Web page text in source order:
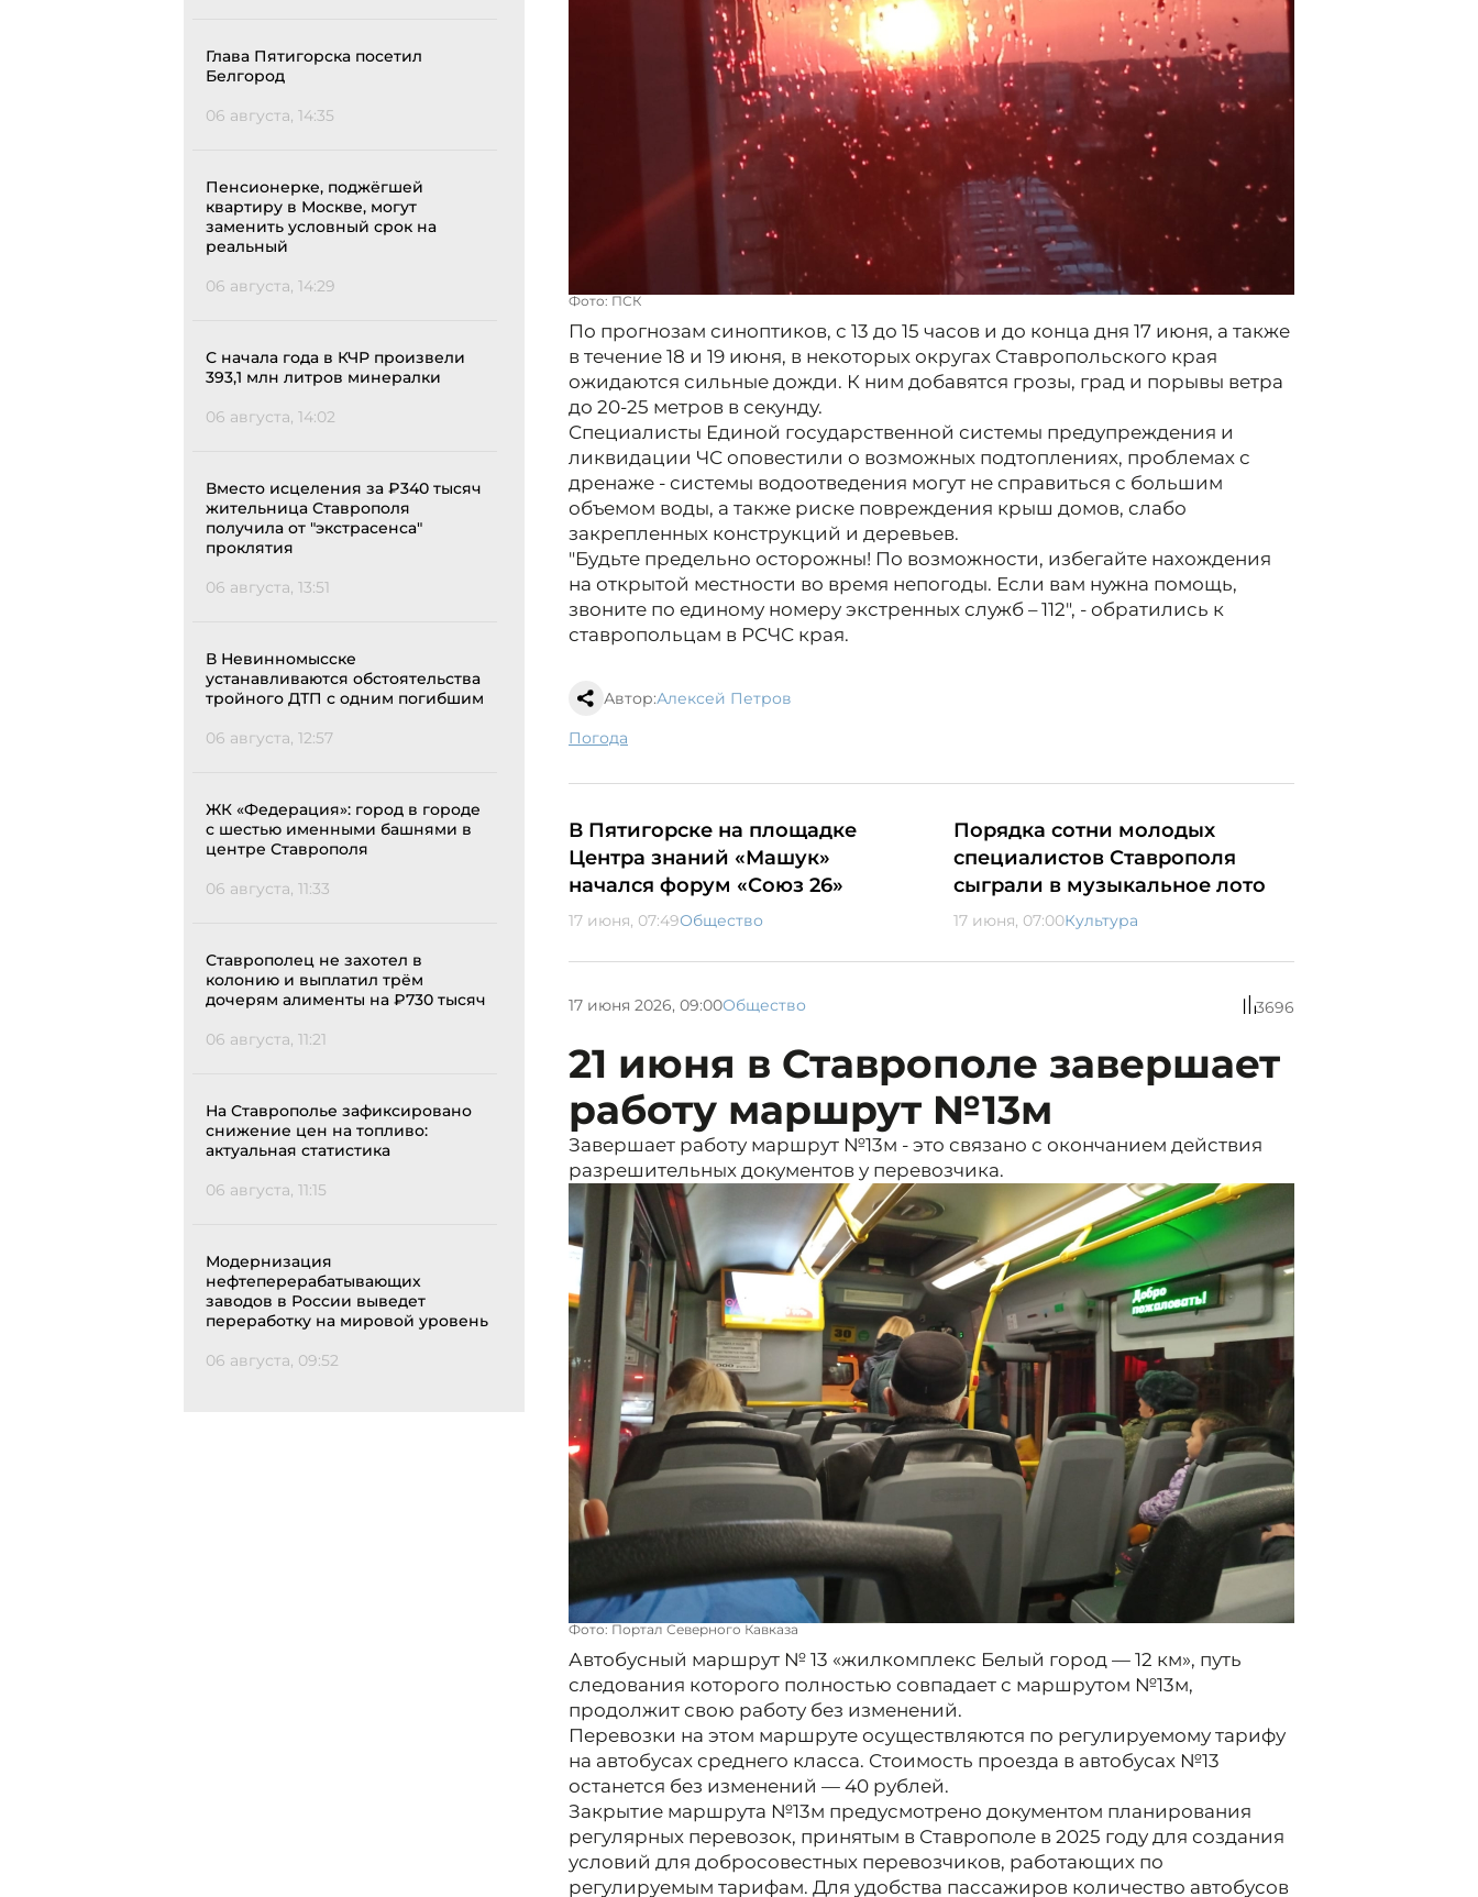
Глава Пятигорска посетил
Белгород
06 августа, 14:35
Пенсионерке, поджёгшей
квартиру в Москве, могут
заменить условный срок на
реальный
06 августа, 14:29
С начала года в КЧР произвели
393,1 млн литров минералки
06 августа, 14:02
Вместо исцеления за ₽340 тысяч
жительница Ставрополя
получила от "экстрасенса"
проклятия
06 августа, 13:51
В Невинномысске
устанавливаются обстоятельства
тройного ДТП с одним погибшим
06 августа, 12:57
ЖК «Федерация»: город в городе
с шестью именными башнями в
центре Ставрополя
06 августа, 11:33
Ставрополец не захотел в
колонию и выплатил трём
дочерям алименты на ₽730 тысяч
06 августа, 11:21
На Ставрополье зафиксировано
снижение цен на топливо:
актуальная статистика
06 августа, 11:15
Модернизация
нефтеперерабатывающих
заводов в России выведет
переработку на мировой уровень
06 августа, 09:52
Фото: ПСК
По прогнозам синоптиков, с 13 до 15 часов и до конца дня 17 июня, а также
в течение 18 и 19 июня, в некоторых округах Ставропольского края
ожидаются сильные дожди. К ним добавятся грозы, град и порывы ветра
до 20-25 метров в секунду.
Специалисты Единой государственной системы предупреждения и
ликвидации ЧС оповестили о возможных подтоплениях, проблемах с
дренаже - системы водоотведения могут не справиться с большим
объемом воды, а также риске повреждения крыш домов, слабо
закрепленных конструкций и деревьев.
"Будьте предельно осторожны! По возможности, избегайте нахождения
на открытой местности во время непогоды. Если вам нужна помощь,
звоните по единому номеру экстренных служб – 112", - обратились к
ставропольцам в РСЧС края.
Автор:Алексей Петров
погода
В Пятигорске на площадке
Центра знаний «Машук»
начался форум «Союз 26»
17 июня, 07:49Общество
Порядка сотни молодых
специалистов Ставрополя
сыграли в музыкальное лото
17 июня, 07:00Культура
17 июня 2026, 09:00Общество 3696
21 июня в Ставрополе завершает
работу маршрут №13м
Завершает работу маршрут №13м - это связано с окончанием действия
разрешительных документов у перевозчика.
Фото: Портал Северного Кавказа
Автобусный маршрут № 13 «жилкомплекс Белый город — 12 км», путь
следования которого полностью совпадает с маршрутом №13м,
продолжит свою работу без изменений.
Перевозки на этом маршруте осуществляются по регулируемому тарифу
на автобусах среднего класса. Стоимость проезда в автобусах №13
останется без изменений — 40 рублей.
Закрытие маршрута №13м предусмотрено документом планирования
регулярных перевозок, принятым в Ставрополе в 2025 году для создания
условий для добросовестных перевозчиков, работающих по
регулируемым тарифам. Для удобства пассажиров количество автобусов